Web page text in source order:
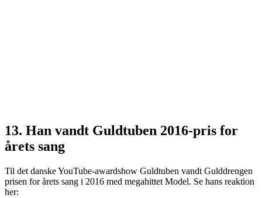
13. Han vandt Guldtuben 2016-pris for
årets sang
Til det danske YouTube-awardshow Guldtuben vandt Gulddrengen
prisen for årets sang i 2016 med megahittet Model. Se hans reaktion
her: